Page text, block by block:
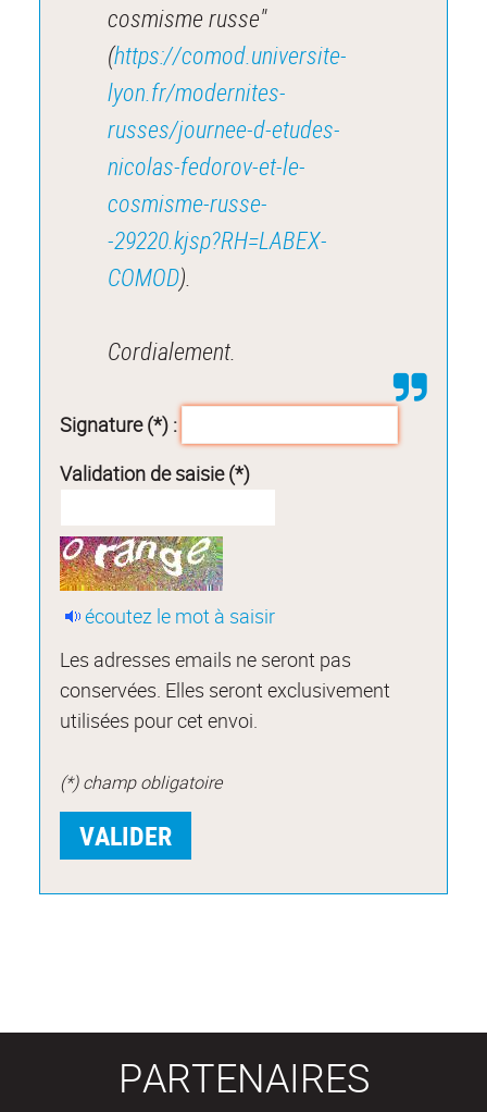
cosmisme russe"
(https://comod.universite-
lyon.fr/modernites-
russes/journee-d-etudes-
nicolas-fedorov-et-le-
cosmisme-russe-
-29220.kjsp?RH=LABEX-
COMOD).
Cordialement.
Signature (*) :
Validation de saisie (*)
écoutez le mot à saisir
Les adresses emails ne seront pas
conservées. Elles seront exclusivement
utilisées pour cet envoi.
(*) champ obligatoire
PARTENAIRES